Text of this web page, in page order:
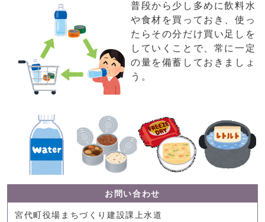
普段から少し多めに飲料水
や食材を買っておき、使っ
たらその分だけ買い足しを
していくことで、常に一定
の量を備蓄しておきましょ
う。
お問い合わせ
宮代町役場まちづくり建設課上水道